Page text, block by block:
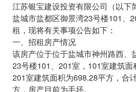
公众服务
招商平台
江苏银宝建设投资有限公司（以下
盐城市盐都区御景湾23号楼101、
租，现将有关事项公告如下：
一、招租房产情况
该房产位于位于盐城市神州路西、
23号楼101、201室，101室建筑面
201室建筑面积为698.28平方，合
方，房产目前为毛坯。